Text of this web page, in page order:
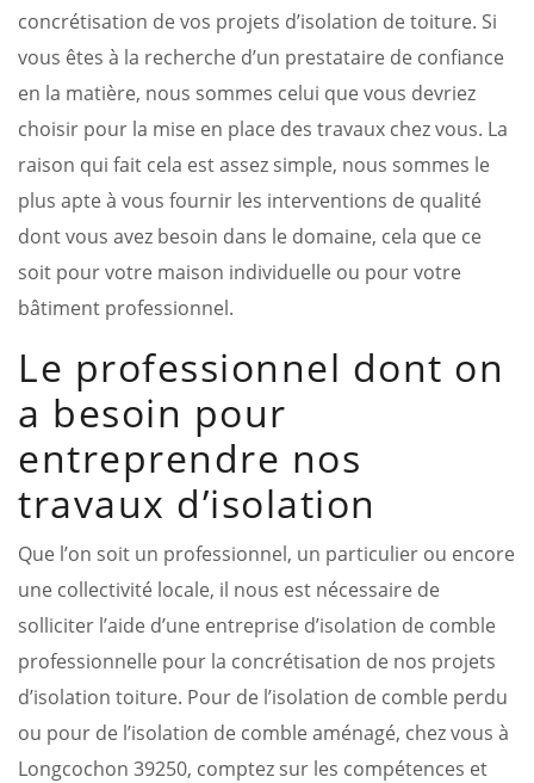
concrétisation de vos projets d’isolation de toiture. Si
vous êtes à la recherche d’un prestataire de confiance
en la matière, nous sommes celui que vous devriez
choisir pour la mise en place des travaux chez vous. La
raison qui fait cela est assez simple, nous sommes le
plus apte à vous fournir les interventions de qualité
dont vous avez besoin dans le domaine, cela que ce
soit pour votre maison individuelle ou pour votre
bâtiment professionnel.
Le professionnel dont on
a besoin pour
entreprendre nos
travaux d’isolation
Que l’on soit un professionnel, un particulier ou encore
une collectivité locale, il nous est nécessaire de
solliciter l’aide d’une entreprise d’isolation de comble
professionnelle pour la concrétisation de nos projets
d’isolation toiture. Pour de l’isolation de comble perdu
ou pour de l’isolation de comble aménagé, chez vous à
Longcochon 39250, comptez sur les compétences et